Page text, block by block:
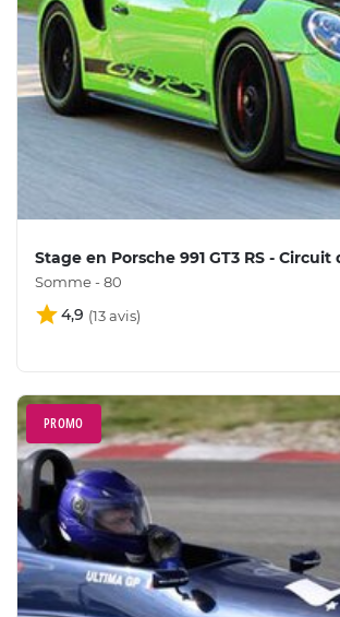
Stage en Porsche 991 GT3 RS -
Somme - 80
4,9
PROMO